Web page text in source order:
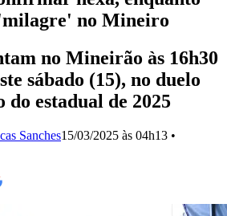
no Mineiro
no Mineirão às 16h30
sábado (15), no duelo
do estadual de 2025
Sanches15/03/2025 às 04h13 •